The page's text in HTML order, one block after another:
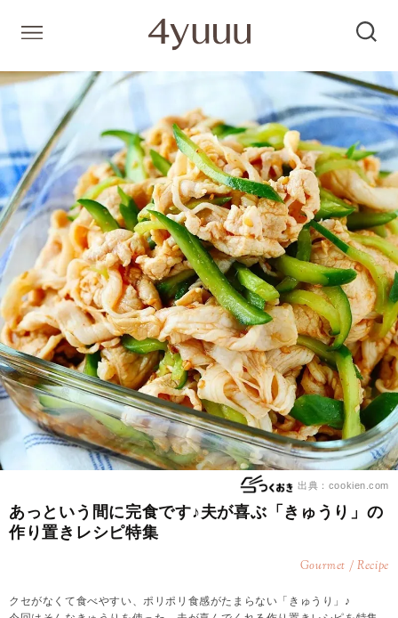
出典：cookien.com
あっという間に完食です♪夫が喜ぶ「きゅうり」の
作り置きレシピ特集
Gourmet / Recipe
クセがなくて食べやすい、ポリポリ食感がたまらない「きゅうり」♪